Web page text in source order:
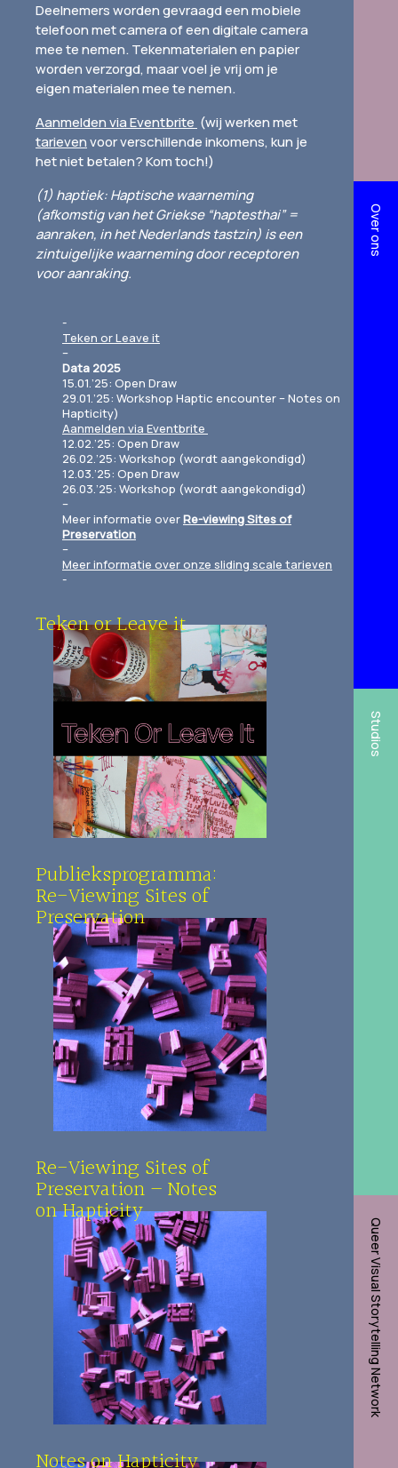
Deelnemers worden gevraagd een mobiele
telefoon met camera of een digitale camera
mee te nemen. Tekenmaterialen en papier
worden verzorgd, maar voel je vrij om je
eigen materialen mee te nemen.
Aanmelden via Eventbrite (wij werken met
tarievenvoor verschillende inkomens, kun je
het niet betalen? Kom toch!)
(1) haptiek: Haptische waarneming
(afkomstig van het Griekse “haptesthai” =
aanraken, in het Nederlands tastzin) is een
zintuigelijke waarneming door receptoren
voor aanraking.
Teken or Leave it
–
Data 2025
15.01.’25: Open Draw
29.01.’25: Workshop Haptic encounter – Notes on
Hapticity)
Aanmelden via Eventbrite
12.02.’25: Open Draw
26.02.’25: Workshop (wordt aangekondigd)
12.03.’25: Open Draw
26.03.’25: Workshop (wordt aangekondigd)
–
Meer informatie overRe-viewing Sites of
Preservation
–
Meer informatie over onze sliding scale tarieven
Teken or Leave it
Publieksprogramma:
Re-Viewing Sites of
Preservation
Re-Viewing Sites of
Preservation – Notes
on Hapticity
Over ons
Studios
Queer Visual Storytelling Network